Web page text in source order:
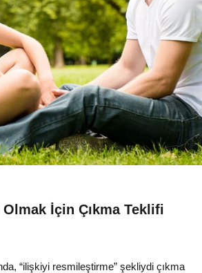
İçin Çıkma Teklifi
“ilişkiyi resmileştirme” şekliydi çıkma